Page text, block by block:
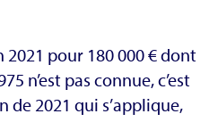
pour 180 000 € dont
n’est pas connue, c’est
2021 qui s’applique,